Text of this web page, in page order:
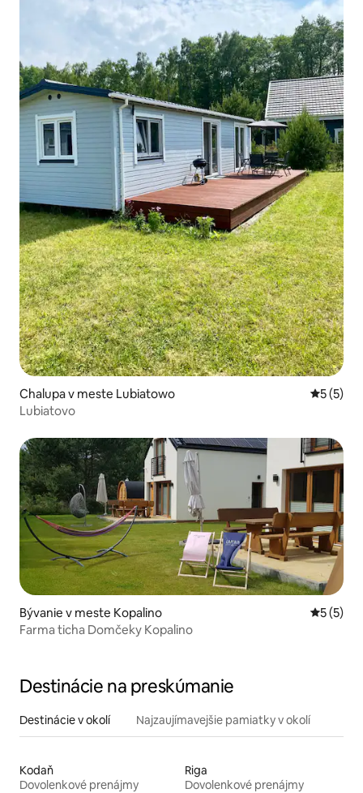
Chalupa v meste Lubiatowo
5 (5)
Lubiatovo
Bývanie v meste Kopalino
5 (5)
Farma ticha Domčeky Kopalino
Destinácie na preskúmanie
Destinácie v okolí Najzaujímavejšie pamiatky v okolí
Kodaň
Dovolenkové prenájmy
Riga
Dovolenkové prenájmy